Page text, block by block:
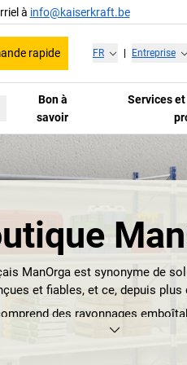
à info@kaiserkraft.be
rapide FR Entreprise
Bon à
savoir
Services
ManOrga est synonyme de
et fiables, et ce, depuis plus
des rayonnages
qui permettent d'organiser